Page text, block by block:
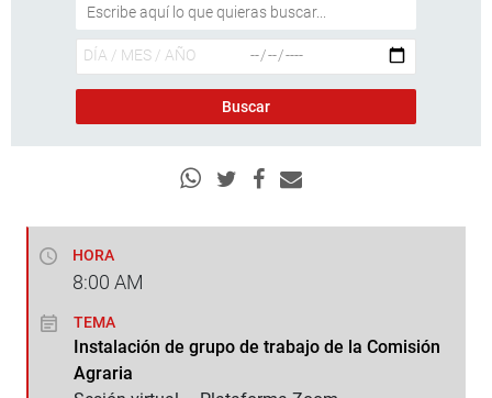
HORA
8:00 AM
TEMA
Instalación de grupo de trabajo de la Comisión
Agraria